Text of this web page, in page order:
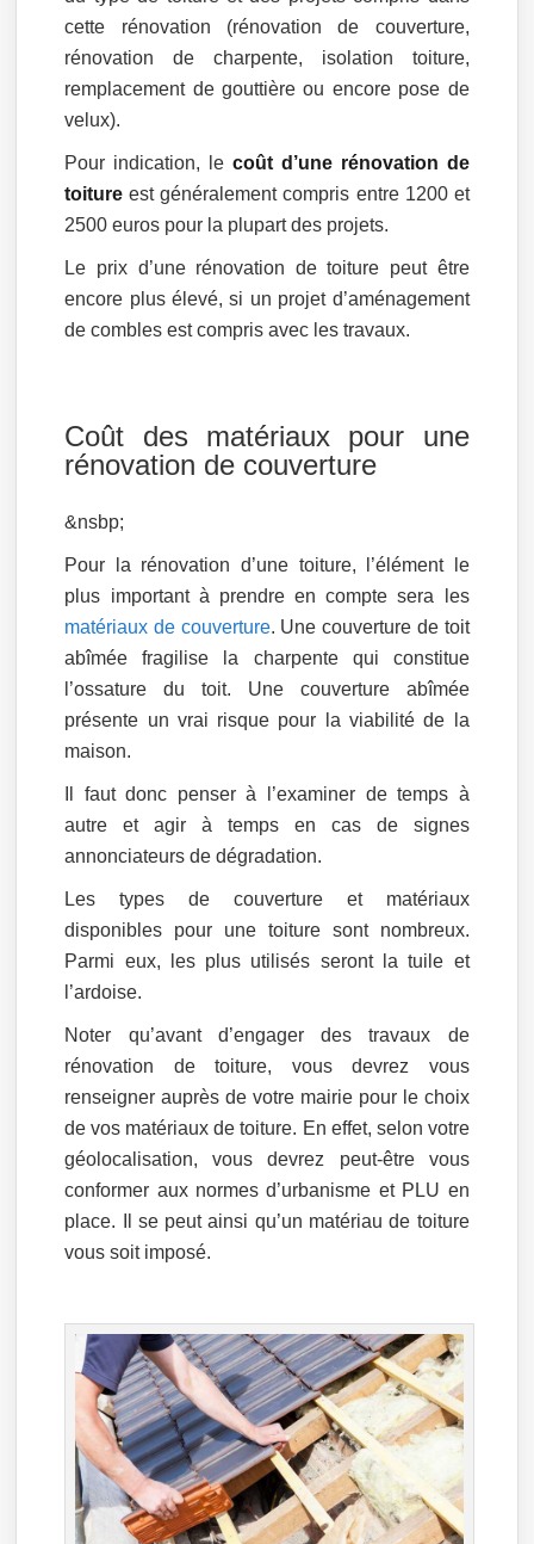
cette rénovation (rénovation de couverture,
rénovation de charpente, isolation toiture,
remplacement de gouttière ou encore pose de
velux).
Pour indication, le coût d’une rénovation de
toiture est généralement compris entre 1200 et
2500 euros pour la plupart des projets.
Le prix d’une rénovation de toiture peut être
encore plus élevé, si un projet d’aménagement
de combles est compris avec les travaux.
Coût des matériaux pour une
rénovation de couverture
&nsbp;
Pour la rénovation d’une toiture, l’élément le
plus important à prendre en compte sera les
matériaux de couverture. Une couverture de toit
abîmée fragilise la charpente qui constitue
l’ossature du toit. Une couverture abîmée
présente un vrai risque pour la viabilité de la
maison.
Il faut donc penser à l’examiner de temps à
autre et agir à temps en cas de signes
annonciateurs de dégradation.
Les types de couverture et matériaux
disponibles pour une toiture sont nombreux.
Parmi eux, les plus utilisés seront la tuile et
l’ardoise.
Noter qu’avant d’engager des travaux de
rénovation de toiture, vous devrez vous
renseigner auprès de votre mairie pour le choix
de vos matériaux de toiture. En effet, selon votre
géolocalisation, vous devrez peut-être vous
conformer aux normes d’urbanisme et PLU en
place. Il se peut ainsi qu’un matériau de toiture
vous soit imposé.